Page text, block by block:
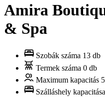
Amira
& Spa
Szobák száma 13 db
Termek száma 0 db
Maximum kapacitás
Szálláshely kapacitása